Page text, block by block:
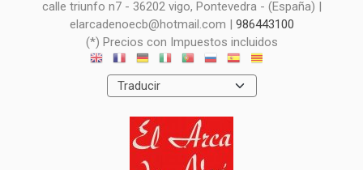
calle triunfo n7 - 36202 vigo, Pontevedra - (España) |
elarcadenoecb@hotmail.com | 986443100
(*) Precios con Impuestos incluidos